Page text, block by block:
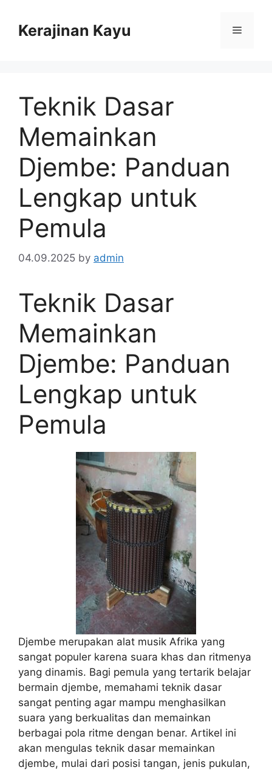
contentKerajinan Kayu Menu
Teknik Dasar
Memainkan
Djembe: Panduan
Lengkap untuk
Pemula
04.09.2025 by admin
Teknik Dasar
Memainkan
Djembe: Panduan
Lengkap untuk
Pemula
Djembe merupakan alat musik Afrika yang
sangat populer karena suara khas dan ritmenya
yang dinamis. Bagi pemula yang tertarik belajar
bermain djembe, memahami teknik dasar
sangat penting agar mampu menghasilkan
suara yang berkualitas dan memainkan
berbagai pola ritme dengan benar. Artikel ini
akan mengulas teknik dasar memainkan
djembe, mulai dari posisi tangan, jenis pukulan,